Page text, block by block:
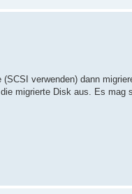
verwenden) dann
migrierte Disk aus. Es mag